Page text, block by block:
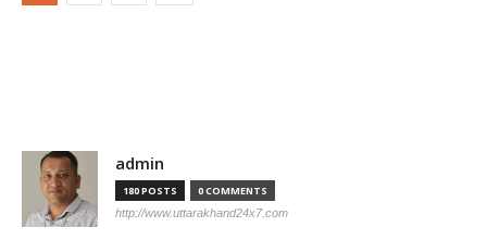
admin
180 POSTS 0 COMMENTS
http://www.uttarakhand24x7.com